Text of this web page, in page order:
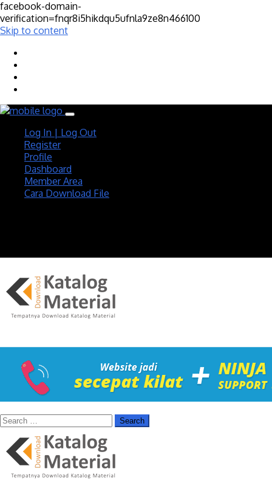
facebook-domain-
verification=fnqr8i5hikdqu5ufnla9ze8n466100
Skip to content
Log In | Log Out
Register
Profile
Dashboard
Member Area
Cara Download File